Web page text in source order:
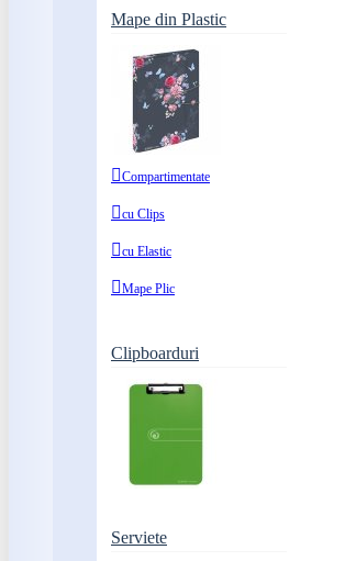
Mape din Plastic
Compartimentate
cu Clips
cu Elastic
Mape Plic
Clipboarduri
Serviete